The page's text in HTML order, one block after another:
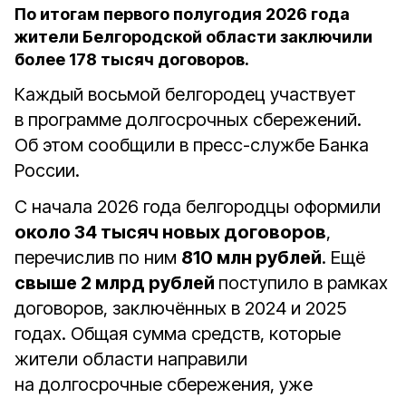
По итогам первого полугодия 2026 года
жители Белгородской области заключили
более 178 тысяч договоров.
Каждый восьмой белгородец участвует
в программе долгосрочных сбережений.
Об этом сообщили в пресс-службе Банка
России.
С начала 2026 года белгородцы оформили
около 34 тысяч новых договоров,
перечислив по ним 810 млн рублей. Ещё
свыше 2 млрд рублей поступило в рамках
договоров, заключённых в 2024 и 2025
годах. Общая сумма средств, которые
жители области направили
на долгосрочные сбережения, уже